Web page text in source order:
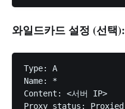
와일드카드 설정 (선택):
Type: A
Name: *
Content: <서버 IP>